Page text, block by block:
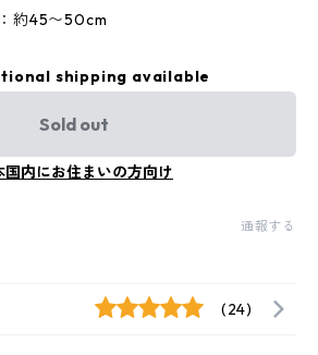
〜50cm
shipping available
Sold out
国内にお住まいの方向け
通報する
(24)